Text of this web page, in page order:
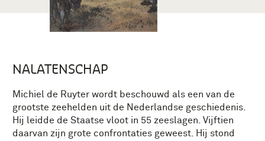
NALATENSCHAP
Michiel de Ruyter wordt beschouwd als een van de
grootste zeehelden uit de Nederlandse geschiedenis.
Hij leidde de Staatse vloot in 55 zeeslagen. Vijftien
daarvan zijn grote confrontaties geweest. Hij stond